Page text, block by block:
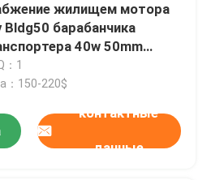
жилищем мотора
Bldg50 барабанчика
40w 50mm
：1
：150-220$
контактные
данные